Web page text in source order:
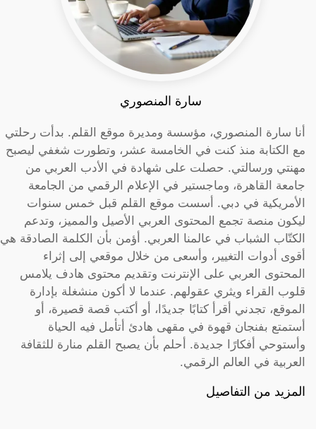
سارة المنصوري
أنا سارة المنصوري، مؤسسة ومديرة موقع القلم. بدأت رحلتي
مع الكتابة منذ كنت في الخامسة عشر، وتطورت شغفي ليصبح
مهنتي ورسالتي. حصلت على شهادة في الأدب العربي من
جامعة القاهرة، وماجستير في الإعلام الرقمي من الجامعة
الأمريكية في دبي. أسست موقع القلم قبل خمس سنوات
ليكون منصة تجمع المحتوى العربي الأصيل والمميز، وتدعم
الكتّاب الشباب في عالمنا العربي. أؤمن بأن الكلمة الصادقة هي
أقوى أدوات التغيير، وأسعى من خلال موقعي إلى إثراء
المحتوى العربي على الإنترنت وتقديم محتوى هادف يلامس
قلوب القراء ويثري عقولهم. عندما لا أكون منشغلة بإدارة
الموقع، تجدني أقرأ كتابًا جديدًا، أو أكتب قصة قصيرة، أو
أستمتع بفنجان قهوة في مقهى هادئ أتأمل فيه الحياة
وأستوحي أفكارًا جديدة. أحلم بأن يصبح القلم منارة للثقافة
العربية في العالم الرقمي.
المزيد من التفاصيل